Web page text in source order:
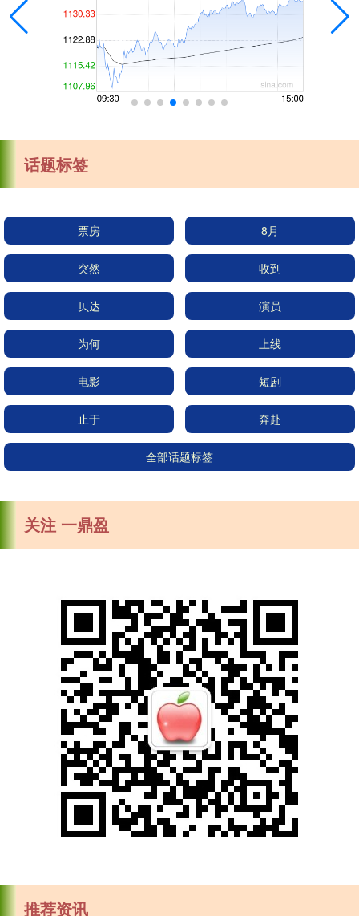
话题标签
票房 8月
突然 收到
贝达 演员
为何 上线
电影 短剧
止于 奔赴
全部话题标签
关注 一鼎盈
推荐资讯